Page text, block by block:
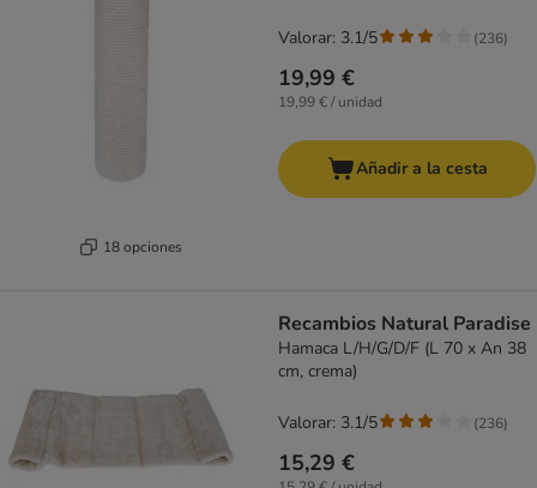
18 opciones
19,99 €
19,99 € / unidad
Valorar: 3.1/5 (236)
Añadir a la cesta
Recambios Natural Paradise
Hamaca L/H/G/D/F (L 70 x An 38
cm, crema)
15,29 €
Valorar: 3.1/5 (236)